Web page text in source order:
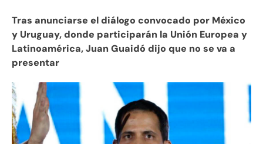
Tras anunciarse el diálogo convocado por México
y Uruguay, donde participarán la Unión Europea y
Latinoamérica, Juan Guaidó dijo que no se va a
presentar